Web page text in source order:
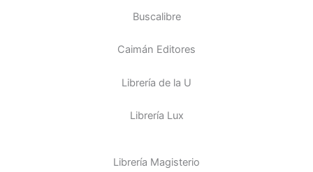
Buscalibre
Caimán Editores
Librería de la U
Librería Lux
Librería Magisterio